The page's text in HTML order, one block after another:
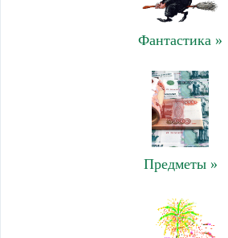
Фантастика »
Предметы »